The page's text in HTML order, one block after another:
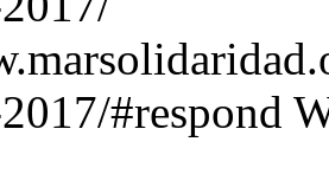
#respond